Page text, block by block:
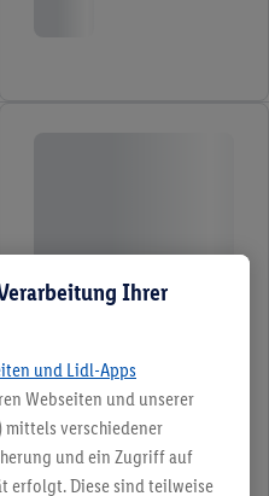
Ihrer
und Lidl-Apps
Webseiten und unserer
mittels verschiedener
und ein Zugriff auf
erfolgt. Diese sind teilweise